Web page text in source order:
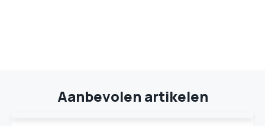
Aanbevolen artikelen